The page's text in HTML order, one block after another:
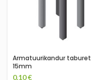
Armatuurikandur taburet
15mm
0.10€